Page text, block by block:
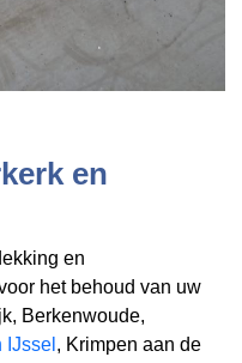
en
en
het behoud van uw
Berkenwoude,
IJssel , Krimpen aan de